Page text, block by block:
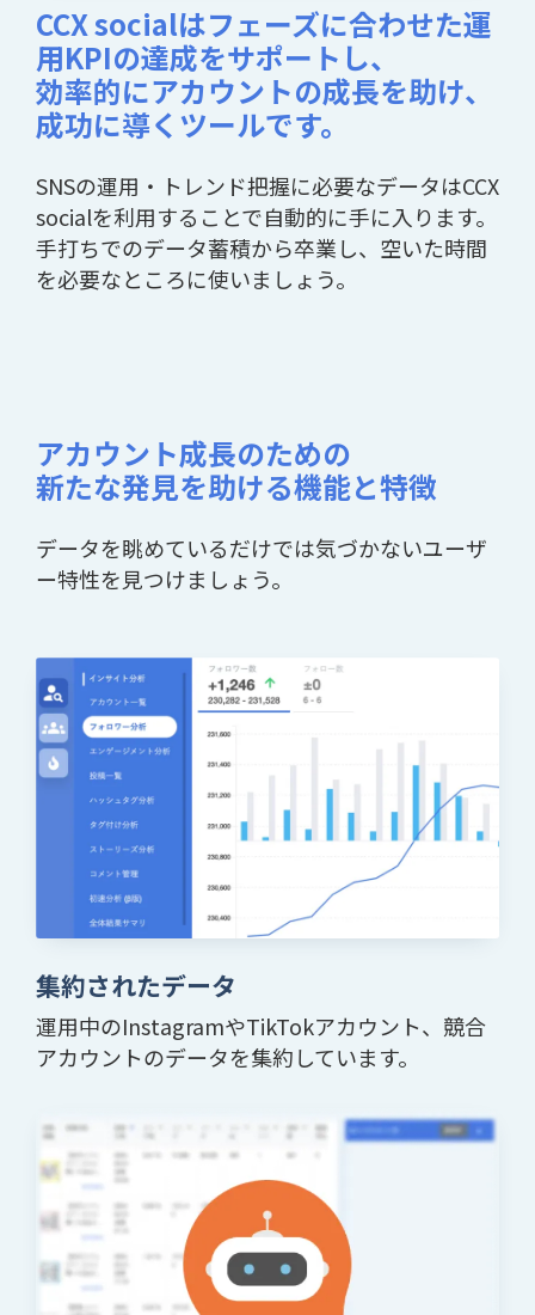
CCX socialはフェーズに合わせた運
用KPIの達成をサポートし、
効率的にアカウントの成長を助け、
成功に導くツールです。
SNSの運用・トレンド把握に必要なデータはCCX
socialを利用することで自動的に手に入ります。
手打ちでのデータ蓄積から卒業し、空いた時間
を必要なところに使いましょう。
アカウント成長のための
新たな発見を助ける機能と特徴
データを眺めているだけでは気づかないユーザ
ー特性を見つけましょう。
集約されたデータ
運用中のInstagramやTikTokアカウント、競合
アカウントのデータを集約しています。